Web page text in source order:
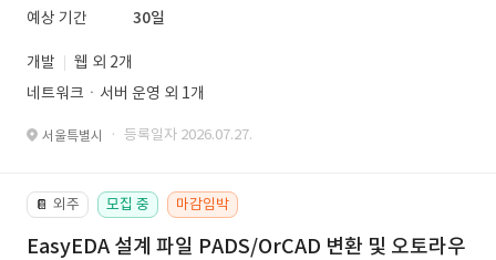
예상 기간
30일
개발
웹 외 2개
네트워크ㆍ서버 운영 외 1개
서울특별시 · 등록일자 2026.07.27.
📔 외주 모집 중 마감임박
EasyEDA 설계 파일 PADS/OrCAD 변환 및 오토라우